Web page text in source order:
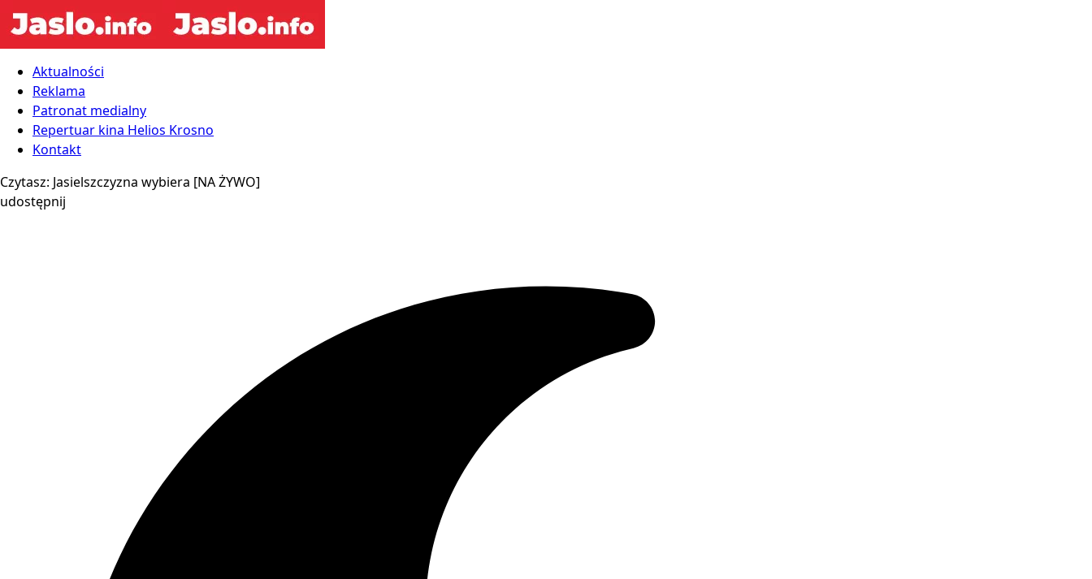
Aktualności
Reklama
Patronat medialny
Repertuar kina Helios Krosno
Kontakt
Czytasz: Jasielszczyzna wybiera [NA ŻYWO]
udostępnij